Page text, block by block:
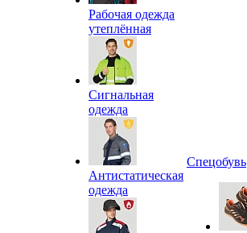
Рабочая одежда
утеплённая
Сигнальная
одежда
Антистатическая
одежда
Спецобувь